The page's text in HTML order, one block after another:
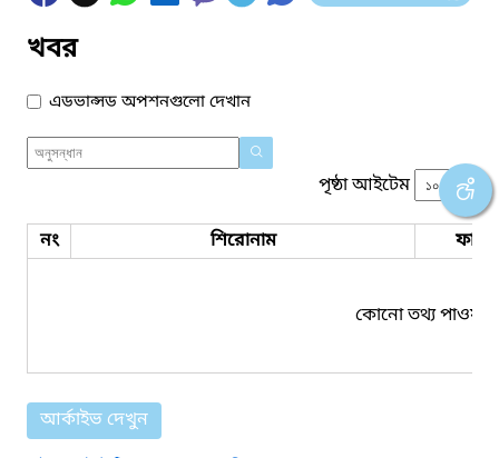
খবর
এডভান্সড অপশনগুলো দেখান
পৃষ্ঠা আইটেম
নং শিরোনাম ফাইল
কোনো তথ্য পাওয়া
আর্কাইভ দেখুন